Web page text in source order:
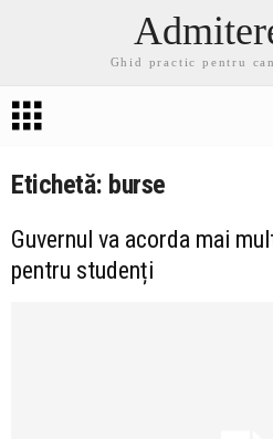
Ghid practic pentru
Etichetă: burse
Guvernul va acorda mai
pentru studenți